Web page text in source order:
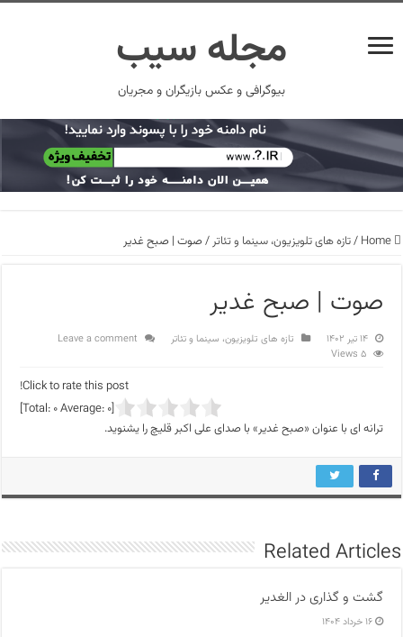
مجله سیب
بیوگرافی و عکس بازیگران و مجریان
Home
/تازه های تلویزیون، سینما و تئاتر /صوت | صبح غدیر
صوت | صبح غدیر
۱۴ تیر ۱۴۰۲ تازه های تلویزیون، سینما و تئاتر
Leave a comment
5 Views
Click to rate this post!
[Total:
0Average: 0
]
ترانه ای با عنوان «صبح غدیر» با صدای علی اکبر قلیچ را یشنوید.
Related Articles
گشت و گذاری در الغدیر
۱۶ خرداد ۱۴۰۴